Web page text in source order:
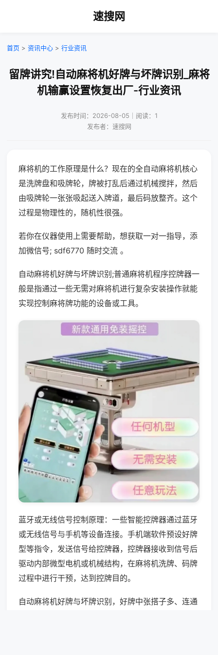
速搜网
首页 > 资讯中心 > 行业资讯
留牌讲究!自动麻将机好牌与坏牌识别_麻将
机输赢设置恢复出厂-行业资讯
发布时间：2026-08-05｜阅读：1
发布者：速搜网
麻将机的工作原理是什么？现在的全自动麻将机核心
是洗牌盘和吸牌轮，牌被打乱后通过机械搅拌，然后
由吸牌轮一张张吸起送入牌道，最后码放整齐。这个
过程是物理性的，随机性很强。
若你在仪器使用上需要帮助，想获取一对一指导，添
加微信号; sdf6770 随时交流 。
自动麻将机好牌与坏牌识别;普通麻将机程序控牌器一
般是指通过一些无需对麻将机进行复杂安装操作就能
实现控制麻将牌功能的设备或工具。
蓝牙或无线信号控制原理：一些智能控牌器通过蓝牙
或无线信号与手机等设备连接。手机端软件预设好牌
型等指令，发送信号给控牌器，控牌器接收到信号后
驱动内部微型电机或机械结构，在麻将机洗牌、码牌
过程中进行干预，达到控牌目的。
自动麻将机好牌与坏牌识别，好牌中张搭子多、连通